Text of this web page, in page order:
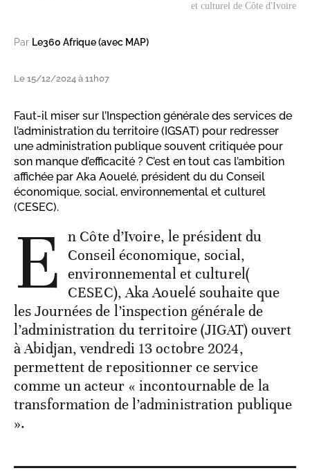
et culturel de Côte d'Ivoire
Par Le360 Afrique (avec MAP)
Le 15/12/2024 à 11h07
Faut-il miser sur l’Inspection générale des services de
l’administration du territoire (IGSAT) pour redresser
une administration publique souvent critiquée pour
son manque d’efficacité ? C’est en tout cas l’ambition
affichée par Aka Aouelé, président du du Conseil
économique, social, environnemental et culturel
(CESEC).
E n Côte d’Ivoire, le président du
Conseil économique, social,
environnemental et culturel(
CESEC), Aka Aouelé souhaite que
les Journées de l’inspection générale de
l’administration du territoire (JIGAT) ouvert
à Abidjan, vendredi 13 octobre 2024,
permettent de repositionner ce service
comme un acteur « incontournable de la
transformation de l’administration publique
».